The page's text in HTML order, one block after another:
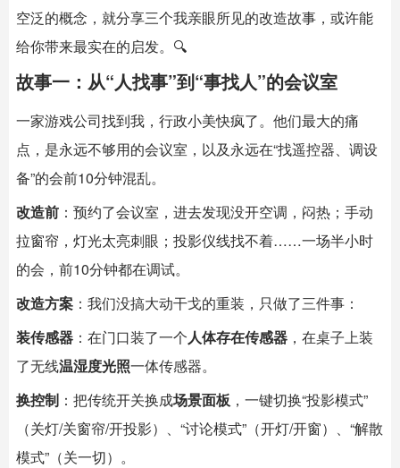
空泛的概念，就分享三个我亲眼所见的改造故事，或许能
给你带来最实在的启发。🔍
故事一：从“人找事”到“事找人”的会议室
一家游戏公司找到我，行政小美快疯了。他们最大的痛
点，是永远不够用的会议室，以及永远在“找遥控器、调设
备”的会前10分钟混乱。
改造前 ：预约了会议室，进去发现没开空调，闷热；手动
拉窗帘，灯光太亮刺眼；投影仪线找不着……一场半小时
的会，前10分钟都在调试。
改造方案 ：我们没搞大动干戈的重装，只做了三件事：
装传感器 ：在门口装了一个人体存在传感器 ，在桌子上装
了无线温湿度光照一体传感器。
换控制 ：把传统开关换成场景面板 ，一键切换“投影模式”
（关灯/关窗帘/开投影）、“讨论模式”（开灯/开窗）、“解散
模式”（关一切）。